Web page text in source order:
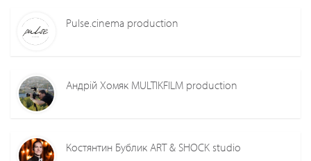
Pulse.cinema production
Андрій Хомяк MULTIKFILM production
Костянтин Бублик ART & SHOCK studio